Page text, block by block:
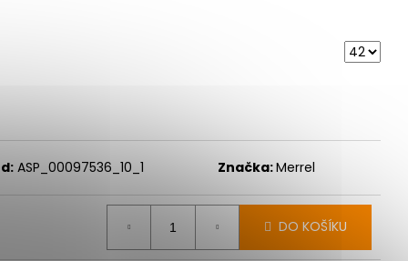
ASP_00097536_10_1 Značka:Merrel
DO KOŠÍKU